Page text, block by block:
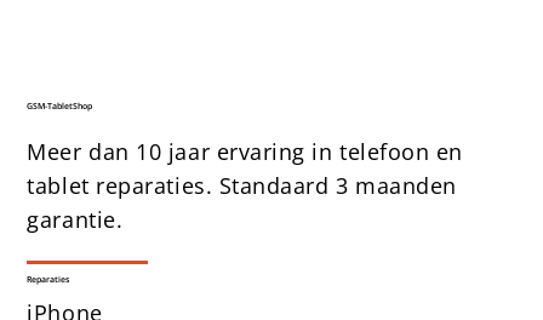
GSM-TabletShop
Meer dan 10 jaar ervaring in telefoon en
tablet reparaties. Standaard 3 maanden
garantie.
Reparaties
iPhone